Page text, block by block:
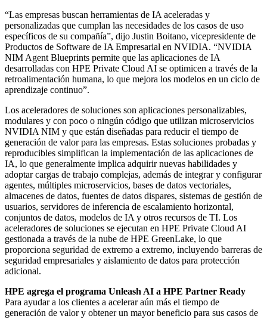
“Las empresas buscan herramientas de IA aceleradas y
personalizadas que cumplan las necesidades de los casos de uso
específicos de su compañía”, dijo Justin Boitano, vicepresidente de
Productos de Software de IA Empresarial en NVIDIA. “NVIDIA
NIM Agent Blueprints permite que las aplicaciones de IA
desarrolladas con HPE Private Cloud AI se optimicen a través de la
retroalimentación humana, lo que mejora los modelos en un ciclo de
aprendizaje continuo”.
Los aceleradores de soluciones son aplicaciones personalizables,
modulares y con poco o ningún código que utilizan microservicios
NVIDIA NIM y que están diseñadas para reducir el tiempo de
generación de valor para las empresas. Estas soluciones probadas y
reproducibles simplifican la implementación de las aplicaciones de
IA, lo que generalmente implica adquirir nuevas habilidades y
adoptar cargas de trabajo complejas, además de integrar y configurar
agentes, múltiples microservicios, bases de datos vectoriales,
almacenes de datos, fuentes de datos dispares, sistemas de gestión de
usuarios, servidores de inferencia de escalamiento horizontal,
conjuntos de datos, modelos de IA y otros recursos de TI. Los
aceleradores de soluciones se ejecutan en HPE Private Cloud AI
gestionada a través de la nube de HPE GreenLake, lo que
proporciona seguridad de extremo a extremo, incluyendo barreras de
seguridad empresariales y aislamiento de datos para protección
adicional.
HPE agrega el programa Unleash AI a HPE Partner Ready
Para ayudar a los clientes a acelerar aún más el tiempo de
generación de valor y obtener un mayor beneficio para sus casos de